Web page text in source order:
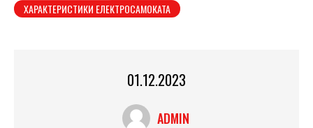
ХАРАКТЕРИСТИКИ ЕЛЕКТРОСАМОКАТА
01.12.2023
ADMIN